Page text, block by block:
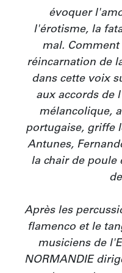
évoquer
l'érotisme, la
mal. Comment
réincarnation de
dans cette voix
aux accords de
mélancolique,
portugaise, griffe
Antunes,
la chair de poule
Après les
flamenco et le
musiciens de
NORMANDIE